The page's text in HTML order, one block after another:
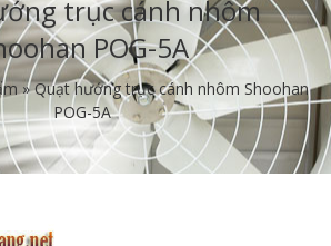
trục cánh nhôm
POG-5A
»Quạt hướng trục cánh nhôm Shoohan
POG-5A